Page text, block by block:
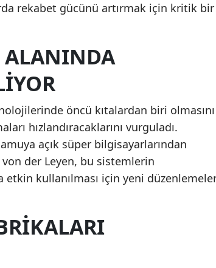
rekabet gücünü artırmak için kritik bir
ALANINDA
öncü kıtalardan biri olmasını
hızlandıracaklarını vurguladı.
açık süper bilgisayarlarından
von der Leyen, bu sistemlerin
etkin kullanılması için yeni